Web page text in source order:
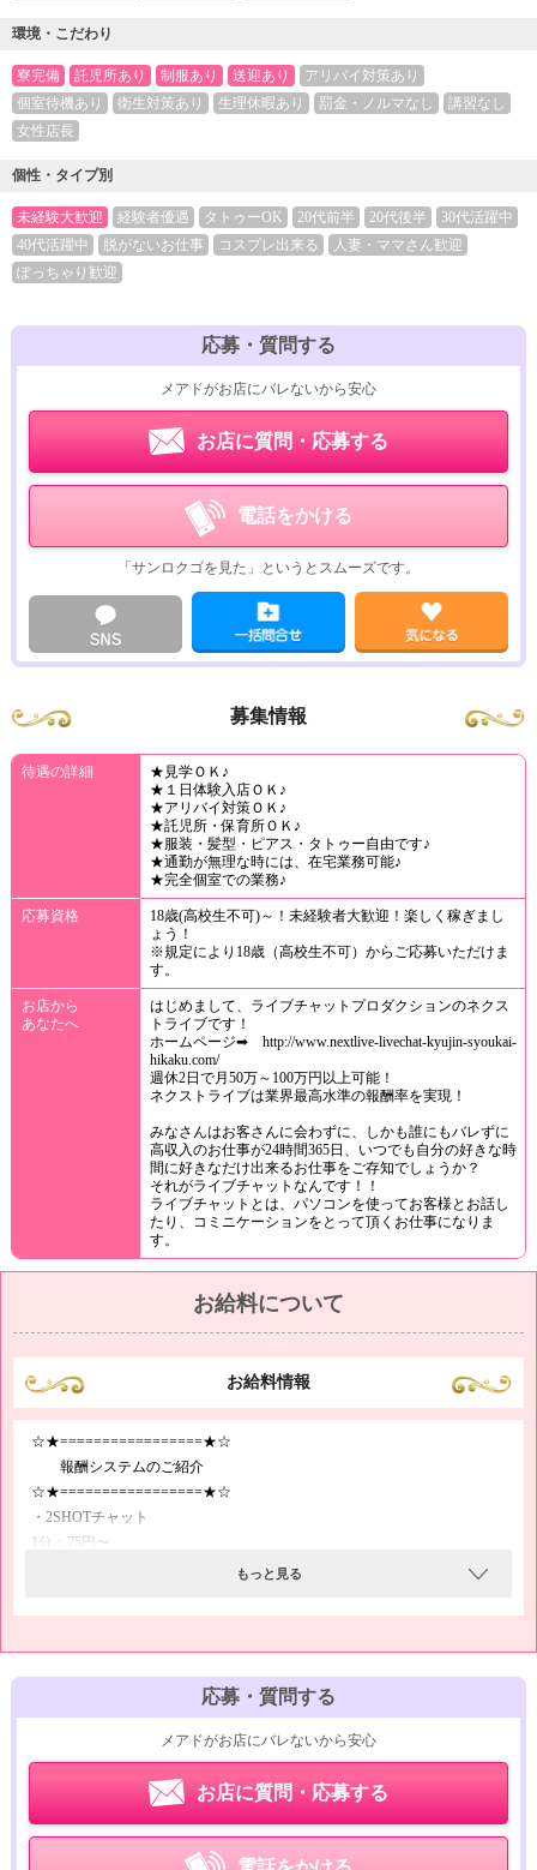
環境・こだわり
寮完備 託児所あり 制服あり 送迎あり
アリバイ対策あり
個室待機あり
衛生対策あり 生理休暇あり 罰金・ノルマなし
講習なし
女性店長
個性・タイプ別
未経験大歓迎 経験者優遇 タトゥーOK 20代前半 20代後半
30代活躍中
40代活躍中
脱がないお仕事 コスプレ出来る
人妻・ママさん歓迎
ぽっちゃり歓迎
応募・質問する
メアドがお店にバレないから安心
お店に質問・応募する
電話をかける
「サンロクゴを見た」というとスムーズです。
募集情報
待遇の詳細
★見学ＯＫ♪
★１日体験入店ＯＫ♪
★アリバイ対策ＯＫ♪
★託児所・保育所ＯＫ♪
★服装・髪型・ピアス・タトゥー自由です♪
★通勤が無理な時には、在宅業務可能♪
★完全個室での業務♪
応募資格
18歳(高校生不可)～！未経験者大歓迎！楽しく稼ぎまし
ょう！
※規定により18歳（高校生不可）からご応募いただけま
す。
お店から
あなたへ
はじめまして、ライブチャットプロダクションのネクス
トライブです！
ホームページ➡ http://www.nextlive-livechat-kyujin-syoukai-
hikaku.com/
週休2日で月50万～100万円以上可能！
ネクストライブは業界最高水準の報酬率を実現！
みなさんはお客さんに会わずに、しかも誰にもバレずに
高収入のお仕事が24時間365日、いつでも自分の好きな時
間に好きなだけ出来るお仕事をご存知でしょうか？
それがライブチャットなんです！！
ライブチャットとは、パソコンを使ってお客様とお話し
たり、コミニケーションをとって頂くお仕事になりま
す。
お給料について
お給料情報
☆★=================★☆
報酬システムのご紹介
☆★=================★☆
・2SHOTチャット
1分：75円〜
・双方向チャット
・パーティチャット
1分：30円×参加人数（最大100人）
1時間：1,800円〜
チップやメール受信、イベント参加などで報酬UP！
もっと見る
応募・質問する
メアドがお店にバレないから安心
お店に質問・応募する